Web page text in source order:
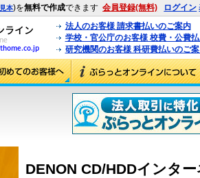
見本)を無料で作成できます 会員登録(無料) ログイン
法人のお客様 請求書払いのご案内
学校・官公庁のお客様 校費・公費
研究機関のお客様 科研費払いのご
DENON CD/HDDインタ